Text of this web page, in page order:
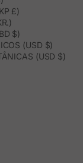
£)
$)
(USD $)
(USD $)